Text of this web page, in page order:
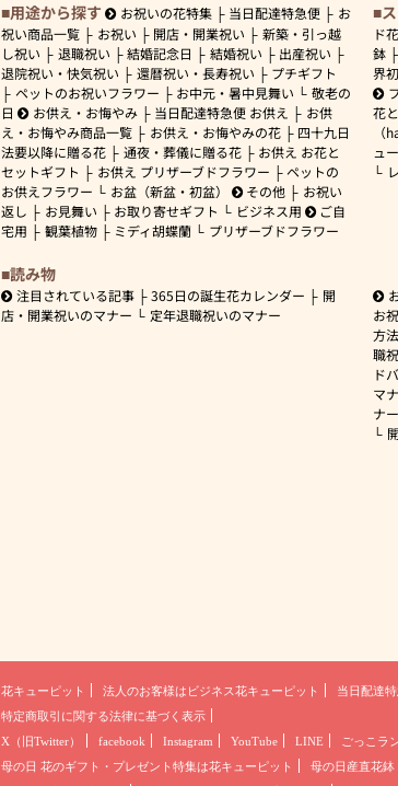
用途から探す お祝いの花特集 当日配達特急便
お
祝い商品一覧
お祝い 開店・開業祝い
新築・引っ越
し祝い
退職祝い 結婚記念日 結婚祝い
出産祝い
退院祝い・快気祝い
還暦祝い・長寿祝い
プチギフト
ペットのお祝いフラワー
お中元・暑中見舞い
敬老の
日
お供え・お悔やみ 当日配達特急便 お供え
お供
え・お悔やみ商品一覧
お供え・お悔やみの花
四十九日
法要以降に贈る花
通夜・葬儀に贈る花
お供え お花と
セットギフト
お供え プリザーブドフラワー
ペットの
お供えフラワー
お盆（新盆・初盆） その他
お祝い
返し
お見舞い お取り寄せギフト ビジネス用
ご自
宅用
観葉植物 ミディ胡蝶蘭 プリザーブドフラワー
ド花
鉢
界
花
（
ュ
読み物
注目されている記事 365日の誕生花カレンダー
開
店・開業祝いのマナー
定年退職祝いのマナー
お
方法
職
ド
マ
ナ
花キューピット 法人のお客様は ビジネス花キューピット 当日配達
特定商取引に関する法律に基づく表示
X（旧Twitter）
facebook Instagram YouTube LINE ごっこラ
母の日 花のギフト・プレゼント 特集は花キューピット 母の日産直花鉢